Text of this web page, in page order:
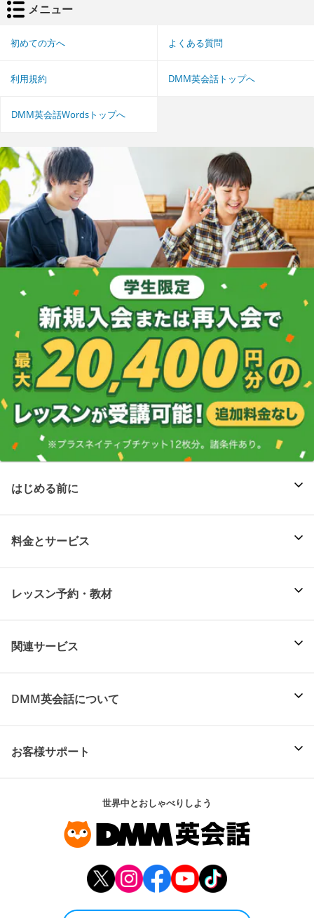
メニュー
初めての方へ よくある質問
利用規約 DMM英会話トップへ
DMM英会話Wordsトップへ
はじめる前に
料金とサービス
レッスン予約・教材
関連サービス
DMM英会話について
お客様サポート
世界中とおしゃべりしよう